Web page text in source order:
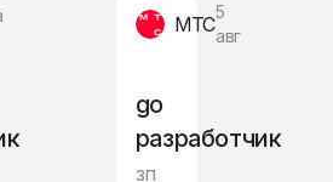
МТС
5
авг
go
разработчик
зп